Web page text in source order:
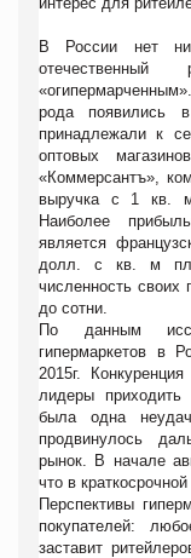
В России нет
рода появились
принадлежали к
оптовых
«Коммерсантъ»,
выручка с 1 кв.
Наиболее
является
долл. с кв. м
численность
до сотни.
По данным
гипермаркетов в
2015г.
лидеры
была
одна
продвинулось
рынок. В начале
что в
Перспективы
покупателей:
заставит